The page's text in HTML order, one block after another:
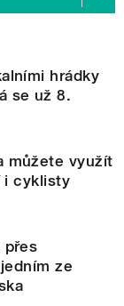
hrádky
se už 8.
můžete využít
i cyklisty
přes
ze